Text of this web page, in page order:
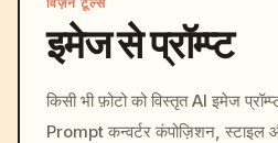
इमेज से प्रॉम्प्ट
किसी भी फ़ोटो को विस्तृत AI इमेज
Prompt कन्वर्टर कंपोज़िशन, स्टाइल